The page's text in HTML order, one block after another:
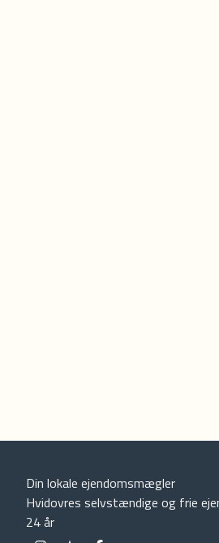
Din lokale ejendomsmægler
Hvidovres selvstændige og frie
24 år